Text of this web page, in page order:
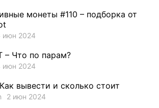
1
монеты #110 – подборка от
июн 2024
– Что по парам?
июн 2024
вывести и сколько стоит
2 июн 2024